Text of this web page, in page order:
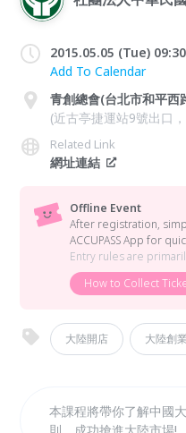
2015.05.05 (Tue)
Add To Calendar
青創總會(台北市和平西
(近古亭捷運站9號出口
Related Link
網址連結
Offline Event
After registration,
ACCUPASS App for
Entry rules are
How to Collect
大陸開店 大陸創業
本課程將帶你了解中國